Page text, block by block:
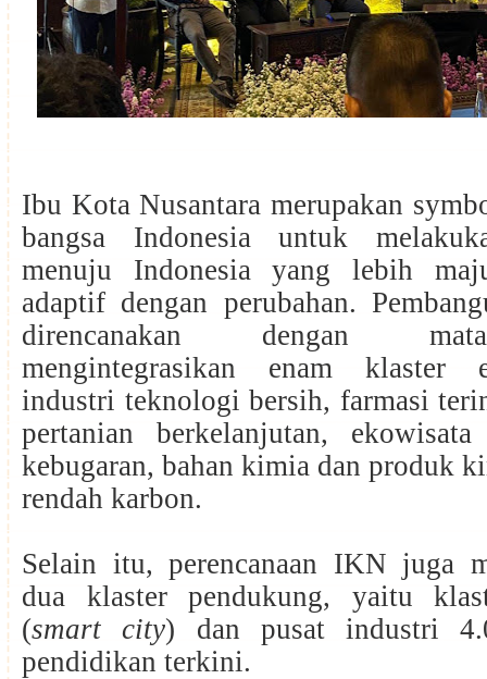
Ibu Kota Nusantara merupakan
bangsa Indonesia untuk
menuju Indonesia yang lebih
adaptif dengan perubahan.
direncanakan dengan
mengintegrasikan enam klaster
industri teknologi bersih, farmasi
pertanian berkelanjutan,
kebugaran, bahan kimia dan produk
rendah karbon.
Selain itu, perencanaan IKN juga
dua klaster pendukung, yaitu
(smart city) dan pusat industri
pendidikan terkini.